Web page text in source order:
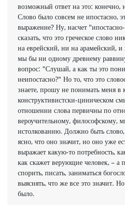
возможный ответ на это: конечно,
Слово было совсем не ипостасно,
выражение? Ну, насчет
сказать, что это греческое слово
на еврейский, ни на арамейский,
мы бы ни одному древнему
вопрос: "Слушай, а как ты это
неипостасно?" Но то, что это
знаете, прошу не понимать меня в
конструктивистски-циническом
отношении слова первичны по
вероучительному, философскому,
истолкованию. Должно быть
ясно, что оно значит, но оно уже
выражает какую-то потребность,
как скажет верующие человек, – а
спорить, писать, заниматься
выяснять, что же все это значит.
было.